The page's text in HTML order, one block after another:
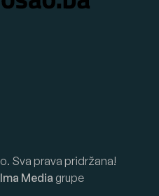
Sva prava pridržana!
Media grupe